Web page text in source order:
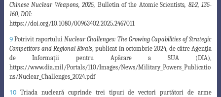
Chinese Nuclear Weapons, 2025, Bulletin of the Atomic Scientists, 81:2, 135-
160, DOI:
https://doi.org/10.1080/00963402.2025.2467011
9 Potrivit raportului Nuclear Challenges: The Growing Capabilities of Strategic
Competitors and Regional Rivals ,publicat în octombrie 2024, de către Agenţia
de Informaţii pentru Apărare a SUA (DIA),
https://www.dia.mil/Portals/110/Images/News/Military_Powers_Publicatio
ns/Nuclear_Challenges_2024.pdf
10Triada nucleară cuprinde trei tipuri de vectori purtători de arme